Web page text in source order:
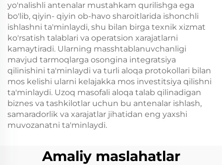
yo'nalishli antenalar mustahkam qurilishga ega
bo'lib, qiyin- qiyin ob-havo sharoitlarida ishonchli
ishlashni ta'minlaydi, shu bilan birga texnik xizmat
ko'rsatish talablari va operatsion xarajatlarni
kamaytiradi. Ularning masshtablanuvchanligi
mavjud tarmoqlarga osongina integratsiya
qilinishini ta'minlaydi va turli aloqa protokollari bilan
mos kelishi ularni kelajakka mos investitsiya qilishni
ta'minlaydi. Uzoq masofali aloqa talab qilinadigan
biznes va tashkilotlar uchun bu antenalar ishlash,
samaradorlik va xarajatlar jihatidan eng yaxshi
muvozanatni ta'minlaydi.
Amaliy maslahatlar